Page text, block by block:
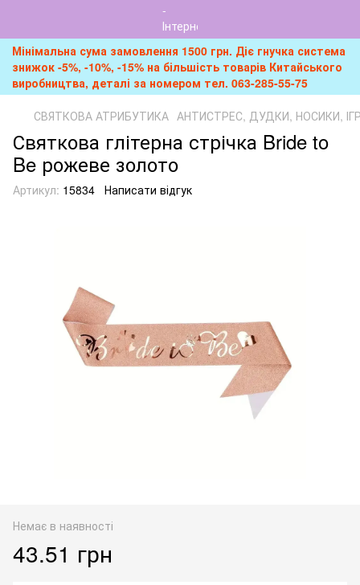
Мінімальна сума замовлення 1500 грн. Діє гнучка система
знижок -5%, -10%, -15% на більшість товарів Китайського
виробництва, деталі за номером тел. 063-285-55-75
СВЯТКОВА АТРИБУТИКА АНТИСТРЕС, ДУДКИ, НОСИКИ,
Святкова глітерна стрічка Bride to
Be рожеве золото
Артикул: 15834 Написати відгук
Немає в наявності
43.51 грн